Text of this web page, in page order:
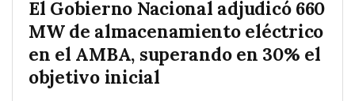
El Gobierno Nacional adjudicó 660
MW de almacenamiento eléctrico
en el AMBA, superando en 30% el
objetivo inicial